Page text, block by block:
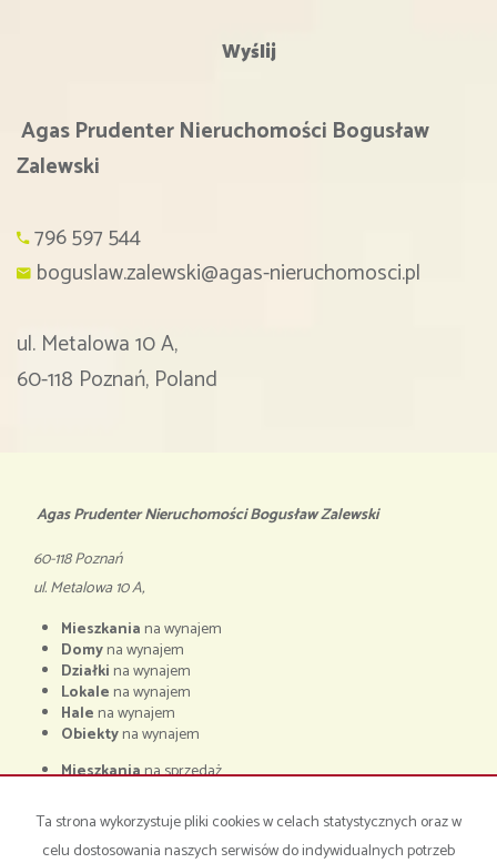
Agas Prudenter Nieruchomości Bogusław
Zalewski
796 597 544
boguslaw.zalewski@agas-nieruchomosci.pl
ul. Metalowa 10 A,
60-118 Poznań, Poland
Agas Prudenter Nieruchomości Bogusław Zalewski
60-118 Poznań
ul. Metalowa 10 A,
Mieszkania na wynajem
Domyna wynajem
Działki na wynajem
Lokale na wynajem
Hale na wynajem
Obiektyna wynajem
Mieszkaniana sprzedaż
Działkina sprzedaż
Lokalena sprzedaż
Halena sprzedaż
Ta strona wykorzystuje pliki cookies w celach statystycznych oraz w
celu dostosowania naszych serwisów do indywidualnych potrzeb